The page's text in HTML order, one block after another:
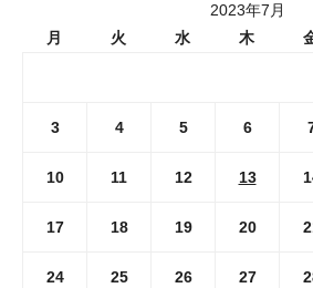
2023年7月
月
火 水 木
3 4 5 6
10 11 12 13
17 18 19 20
24 25 26 27